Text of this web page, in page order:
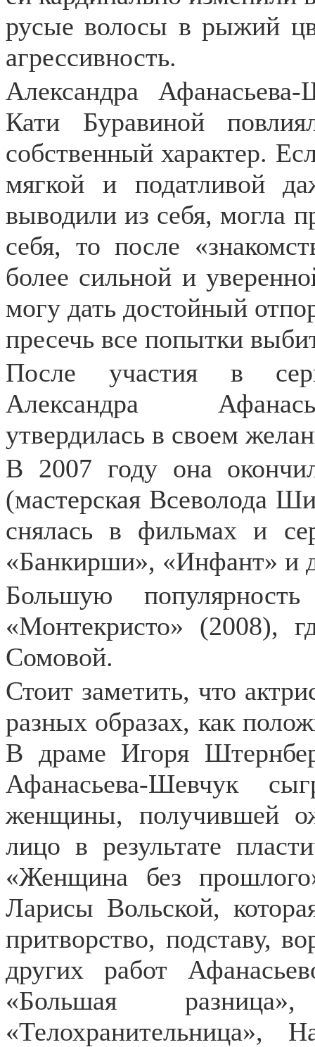
русые волосы в рыжий
агрессивность.
Александра
Кати Буравиной
собственный характер.
мягкой и податливой
выводили из себя, могла
себя, то после
более сильной и
могу дать достойный
пресечь все попытки
После участия в
Александра
утвердилась в своем
В 2007 году она
(мастерская Всеволода
снялась в фильмах и
«Банкирши», «Инфант» и
Большую
«Монтекристо» (2008),
Сомовой.
Стоит заметить, что
разных образах, как
В драме Игоря
Афанасьева-Шевчук
женщины, получившей
лицо в результате
«Женщина без
Ларисы Вольской,
притворство, подставу,
других работ
«Большая
«Телохранительница»,